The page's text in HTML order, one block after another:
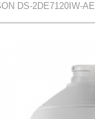
DS-2DE7120IW-AE